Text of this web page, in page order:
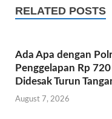
o
k
er s
p
p
RELATED POSTS
Ada Apa dengan
Penggelapan Rp
Didesak Turun
August 7, 2026